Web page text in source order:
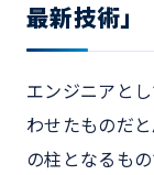
最新技術」
エンジニアと
わせたものだ
の柱となるも